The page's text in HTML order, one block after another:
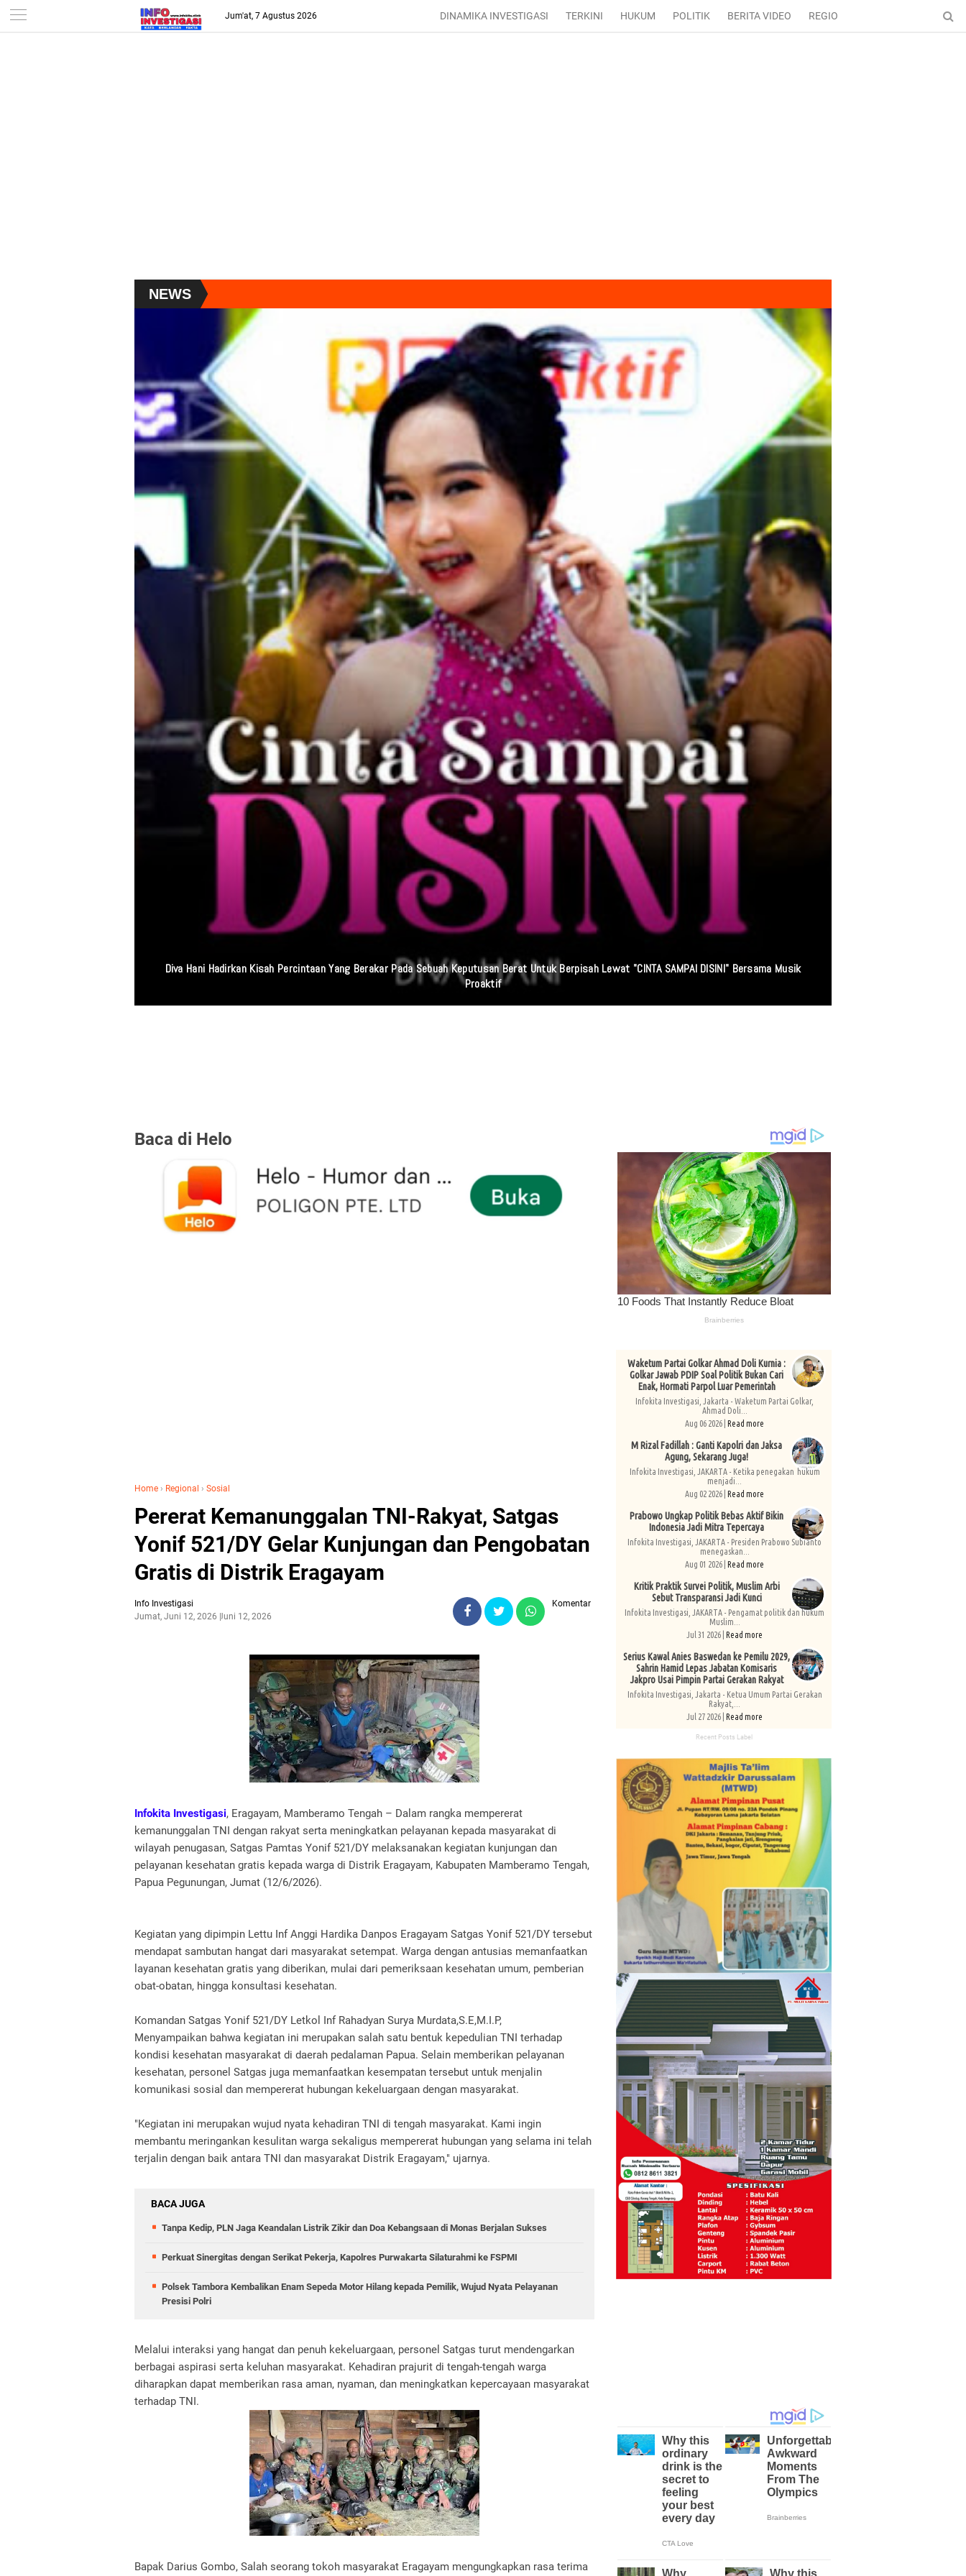
-->
Jum'at, 7 Agustus 2026 DINAMIKA INVESTIGASI TERKINI HUKUM POLITIK BERITA VIDEO REGIONAL ENTERTAINMENT
NEWS
Diva Hani Hadirkan Kisah Percintaan Yang Berakar Pada Sebuah Keputusan Berat Untuk Berpisah Lewat "CINTA SAMPAI DISINI" Bersama Musik
Proaktif
Baca di Helo
Home › Regional › Sosial
Pererat Kemanunggalan TNI-Rakyat, Satgas
Yonif 521/DY Gelar Kunjungan dan Pengobatan
Gratis di Distrik Eragayam
Info Investigasi
Jumat, Juni 12, 2026 Juni 12, 2026
Komentar
Infokita Investigasi, Eragayam, Mamberamo Tengah – Dalam rangka mempererat
kemanunggalan TNI dengan rakyat serta meningkatkan pelayanan kepada masyarakat di
wilayah penugasan, Satgas Pamtas Yonif 521/DY melaksanakan kegiatan kunjungan dan
pelayanan kesehatan gratis kepada warga di Distrik Eragayam, Kabupaten Mamberamo Tengah,
Papua Pegunungan, Jumat (12/6/2026).
Kegiatan yang dipimpin Lettu Inf Anggi Hardika Danpos Eragayam Satgas Yonif 521/DY tersebut
mendapat sambutan hangat dari masyarakat setempat. Warga dengan antusias memanfaatkan
layanan kesehatan gratis yang diberikan, mulai dari pemeriksaan kesehatan umum, pemberian
obat-obatan, hingga konsultasi kesehatan.
Komandan Satgas Yonif 521/DY Letkol Inf Rahadyan Surya Murdata,S.E,M.I.P,
Menyampaikan bahwa kegiatan ini merupakan salah satu bentuk kepedulian TNI terhadap
kondisi kesehatan masyarakat di daerah pedalaman Papua. Selain memberikan pelayanan
kesehatan, personel Satgas juga memanfaatkan kesempatan tersebut untuk menjalin
komunikasi sosial dan mempererat hubungan kekeluargaan dengan masyarakat.
"Kegiatan ini merupakan wujud nyata kehadiran TNI di tengah masyarakat. Kami ingin
membantu meringankan kesulitan warga sekaligus mempererat hubungan yang selama ini telah
terjalin dengan baik antara TNI dan masyarakat Distrik Eragayam," ujarnya.
BACA JUGA
Tanpa Kedip, PLN Jaga Keandalan Listrik Zikir dan Doa Kebangsaan di Monas Berjalan Sukses
Perkuat Sinergitas dengan Serikat Pekerja, Kapolres Purwakarta Silaturahmi ke FSPMI
Polsek Tambora Kembalikan Enam Sepeda Motor Hilang kepada Pemilik, Wujud Nyata Pelayanan
Presisi Polri
Melalui interaksi yang hangat dan penuh kekeluargaan, personel Satgas turut mendengarkan
berbagai aspirasi serta keluhan masyarakat. Kehadiran prajurit di tengah-tengah warga
diharapkan dapat memberikan rasa aman, nyaman, dan meningkatkan kepercayaan masyarakat
terhadap TNI.
Bapak Darius Gombo, Salah seorang tokoh masyarakat Eragayam mengungkapkan rasa terima
Waketum Partai Golkar Ahmad Doli Kurnia :
Golkar Jawab PDIP Soal Politik Bukan Cari
Enak, Hormati Parpol Luar Pemerintah
Infokita Investigasi, Jakarta - Waketum Partai Golkar,
Ahmad Doli...
Aug 06 2026 | Read more
M Rizal Fadillah : Ganti Kapolri dan Jaksa
Agung, Sekarang Juga!
Infokita Investigasi, JAKARTA - Ketika penegakan hukum
menjadi...
Aug 02 2026 | Read more
Prabowo Ungkap Politik Bebas Aktif Bikin
Indonesia Jadi Mitra Tepercaya
Infokita Investigasi, JAKARTA - Presiden Prabowo Subianto
menegaskan...
Aug 01 2026 | Read more
Kritik Praktik Survei Politik, Muslim Arbi
Sebut Transparansi Jadi Kunci
Infokita Investigasi, JAKARTA - Pengamat politik dan hukum
Muslim...
Jul 31 2026 | Read more
Serius Kawal Anies Baswedan ke Pemilu 2029,
Sahrin Hamid Lepas Jabatan Komisaris
Jakpro Usai Pimpin Partai Gerakan Rakyat
Infokita Investigasi, Jakarta - Ketua Umum Partai Gerakan
Rakyat,...
Jul 27 2026 | Read more
Recent Posts Label